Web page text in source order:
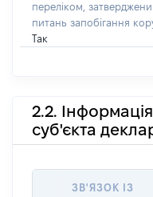
переліком,
питань запобігання
Так
2.2.
суб'єкта
ЗВ'ЯЗОК ІЗ